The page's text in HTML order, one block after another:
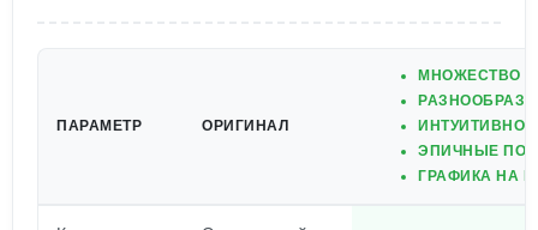
ПАРАМЕТР ОРИГИНАЛ
МНОЖЕСТВО
ИНТУИТИВНО
ЭПИЧНЫЕ
ГРАФИКА НА